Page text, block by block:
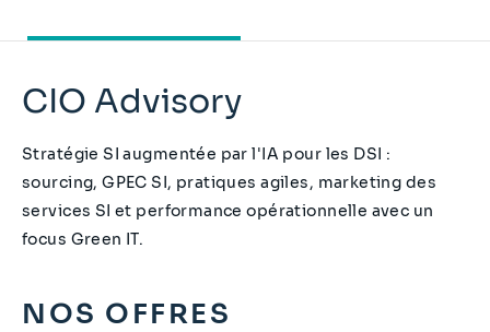
CIO Advisory
Stratégie SI augmentée par l'IA pour les DSI :
sourcing, GPEC SI, pratiques agiles, marketing des
services SI et performance opérationnelle avec un
focus Green IT.
NOS OFFRES